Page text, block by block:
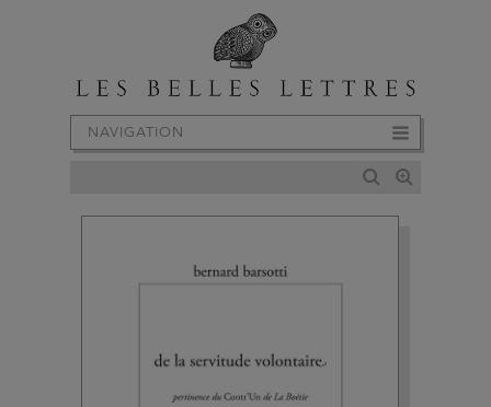
NAVIGATION